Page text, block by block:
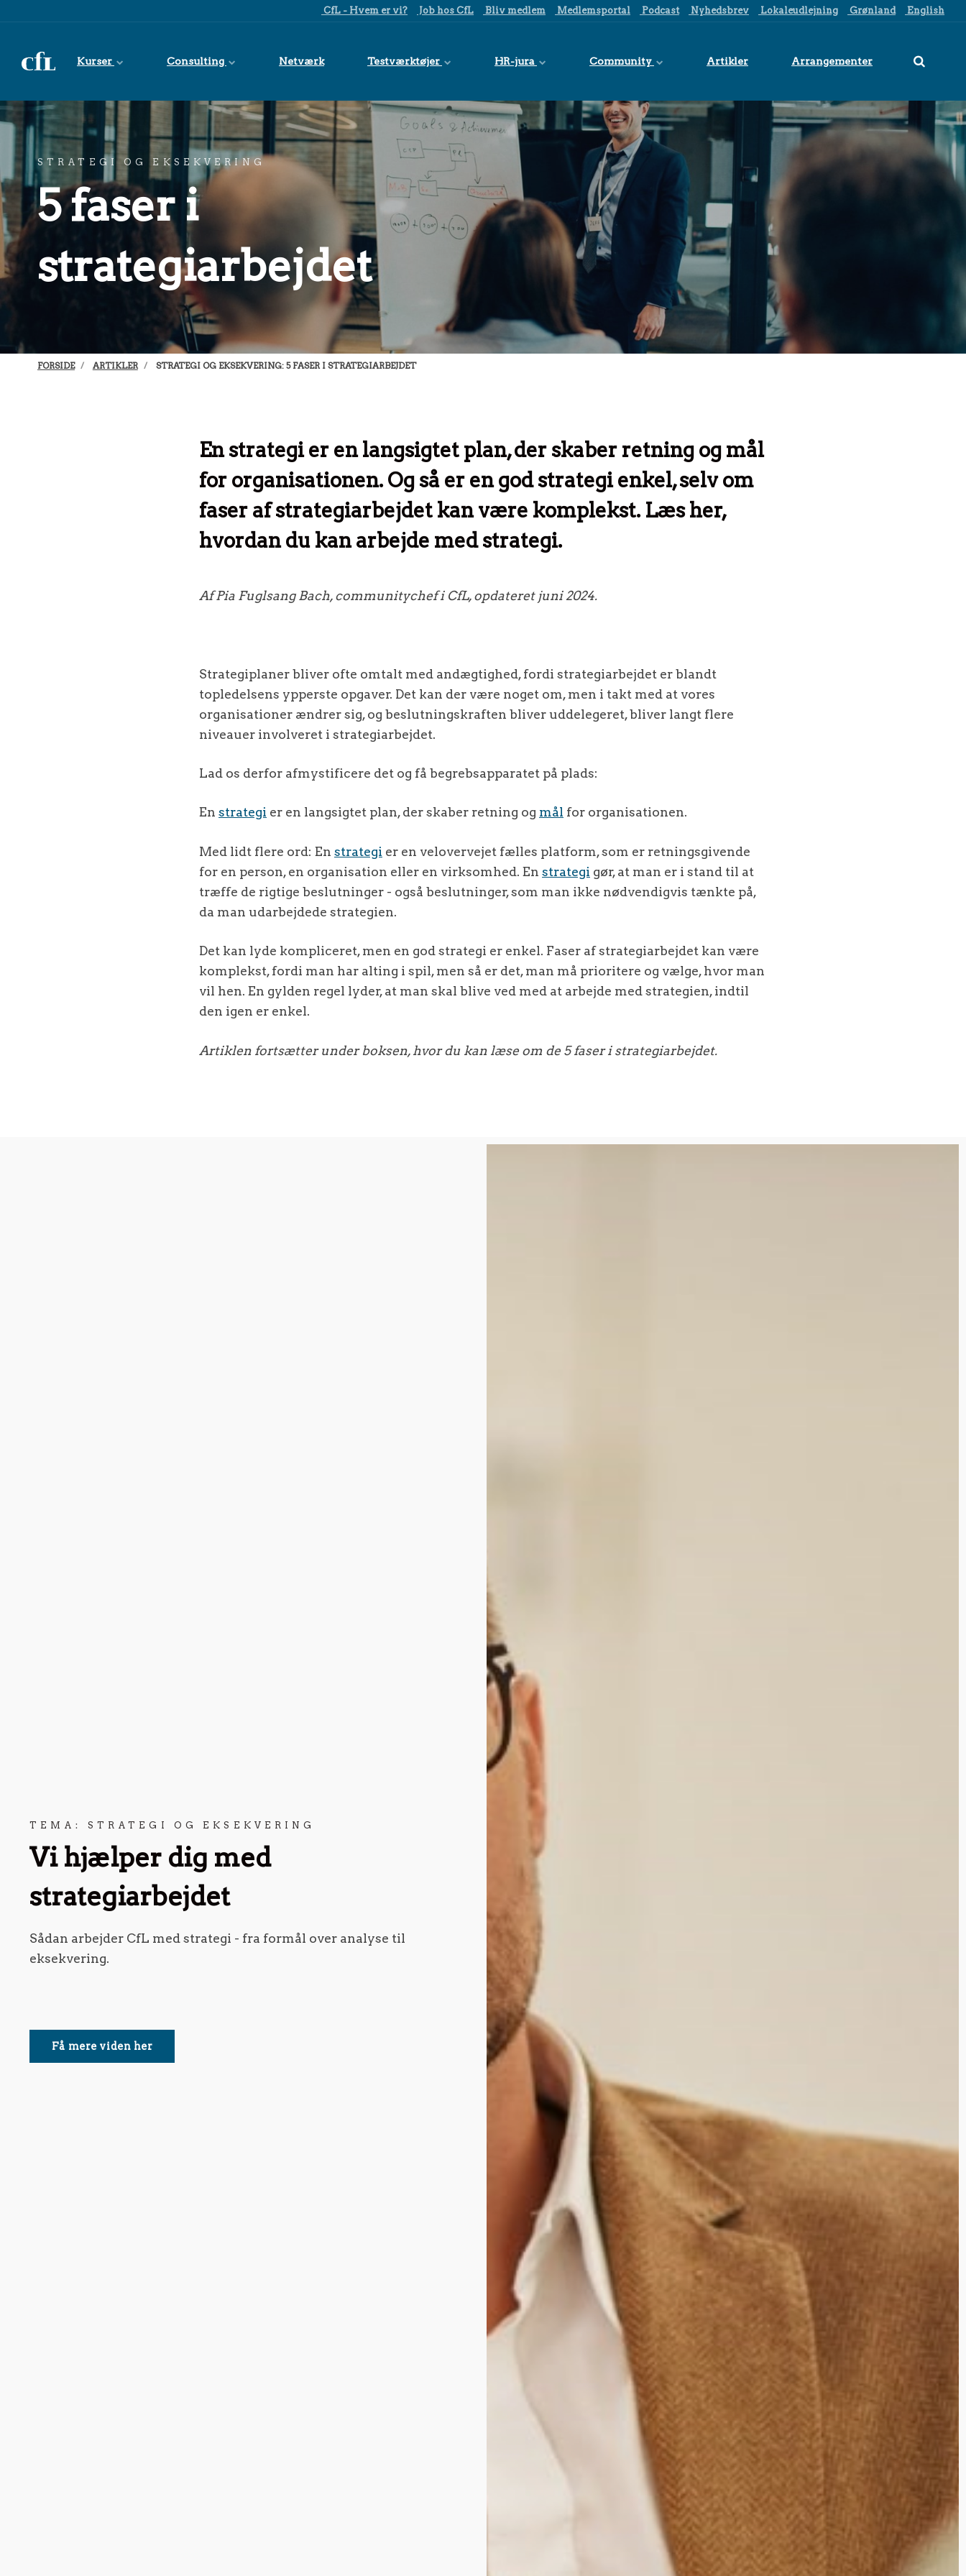
CfL - Hvem er vi? Job hos CfL Bliv medlem Medlemsportal Podcast Nyhedsbrev Lokaleudlejning Grønland English
Kurser Consulting Netværk Testværktøjer HR-jura Community Artikler Arrangementer
STRATEGI OG EKSEKVERING
5 faser i
strategiarbejdet
FORSIDE ARTIKLER STRATEGI OG EKSEKVERING: 5 FASER I STRATEGIARBEJDET
En strategi er en langsigtet plan, der skaber retning og mål
for organisationen. Og så er en god strategi enkel, selv om
faser af strategiarbejdet kan være komplekst. Læs her,
hvordan du kan arbejde med strategi.
Af Pia Fuglsang Bach, communitychef i CfL, opdateret juni 2024.
Strategiplaner bliver ofte omtalt med andægtighed, fordi strategiarbejdet er blandt
topledelsens ypperste opgaver. Det kan der være noget om, men i takt med at vores
organisationer ændrer sig, og beslutningskraften bliver uddelegeret, bliver langt flere
niveauer involveret i strategiarbejdet.
Lad os derfor afmystificere det og få begrebsapparatet på plads:
En strategi er en langsigtet plan, der skaber retning og mål for organisationen.
Med lidt flere ord: En strategi er en velovervejet fælles platform, som er retningsgivende
for en person, en organisation eller en virksomhed. En strategi gør, at man er i stand til at
træffe de rigtige beslutninger - også beslutninger, som man ikke nødvendigvis tænkte på,
da man udarbejdede strategien.
Det kan lyde kompliceret, men en god strategi er enkel. Faser af strategiarbejdet kan være
komplekst, fordi man har alting i spil, men så er det, man må prioritere og vælge, hvor man
vil hen. En gylden regel lyder, at man skal blive ved med at arbejde med strategien, indtil
den igen er enkel.
Artiklen fortsætter under boksen, hvor du kan læse om de 5 faser i strategiarbejdet.
TEMA: STRATEGI OG EKSEKVERING
Vi hjælper dig med
strategiarbejdet
Sådan arbejder CfL med strategi - fra formål over analyse til
eksekvering.
Få mere viden her